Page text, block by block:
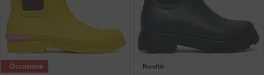
Occasione Novità